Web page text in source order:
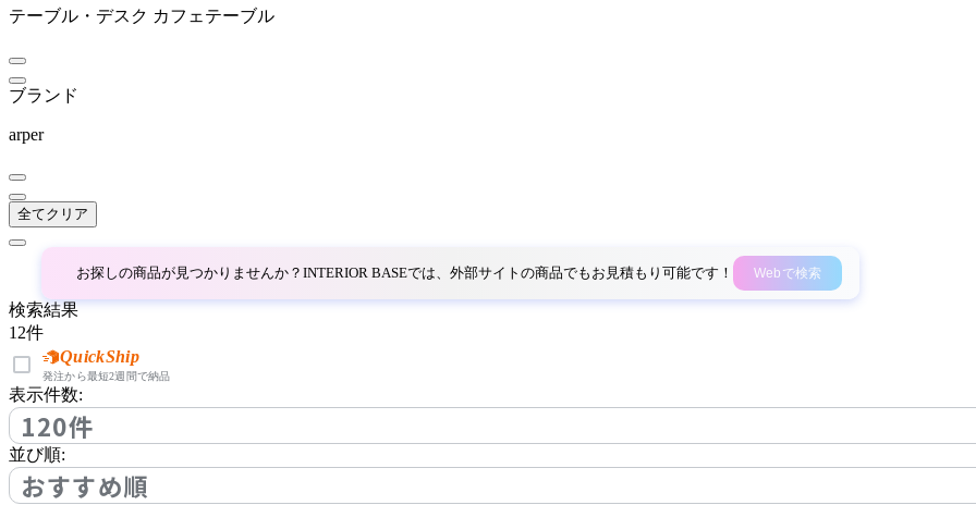
ボーコンセプト
ボガーツ・ラベル
by interiors
バイインテリアズ
CondeHouse
カンディハウス
~
テーブル・デスク カフェテーブル
ブランド
arper
全てクリア
お探しの商品が見つかりませんか？INTERIOR BASEでは、外部サイトの商品でもお見積もり可能です！ Webで検索
検索結果
12件
QuickShip
発注から最短2週間で納品
表示件数:
120件
並び順:
おすすめ順